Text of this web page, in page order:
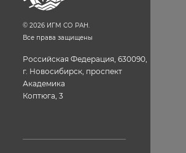
© 2026 ИГМ СО РАН.
Все права защищены
Российская Федерация, 630090,
г. Новосибирск, проспект
Академика
Коптюга, 3